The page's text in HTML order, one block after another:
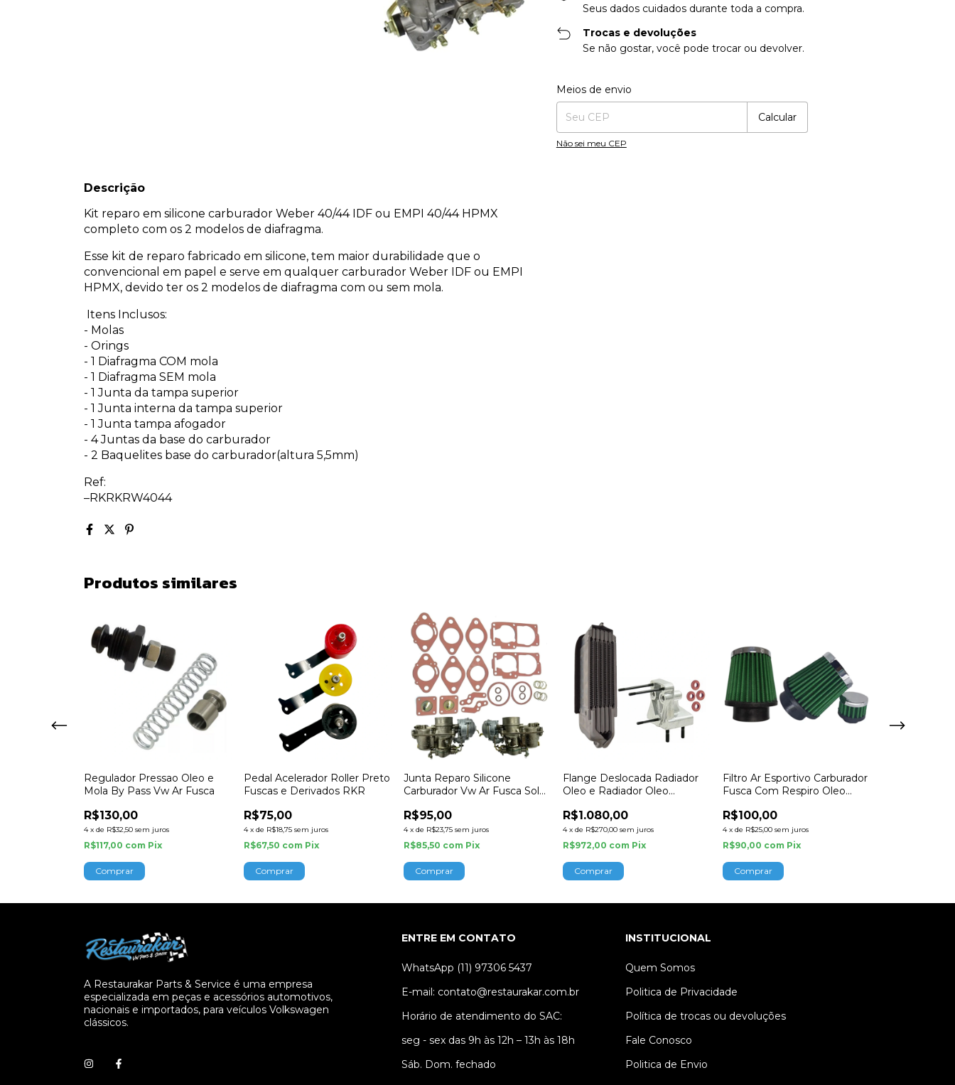
Seus dados cuidados durante toda a compra.
Trocas e devoluções
Se não gostar, você pode trocar ou devolver.
Entregas para o CEP:
Meios de envio
Calcular
Não sei meu CEP
Descrição
Kit reparo em silicone carburador Weber 40/44 IDF ou EMPI 40/44 HPMX
completo com os 2 modelos de diafragma.
Esse kit de reparo fabricado em silicone, tem maior durabilidade que o
convencional em papel e serve em qualquer carburador Weber IDF ou EMPI
HPMX, devido ter os 2 modelos de diafragma com ou sem mola.
Itens Inclusos:
- Molas
- Orings
- 1 Diafragma COM mola
- 1 Diafragma SEM mola
- 1 Junta da tampa superior
- 1 Junta interna da tampa superior
- 1 Junta tampa afogador
- 4 Juntas da base do carburador
- 2 Baquelites base do carburador(altura 5,5mm)
Ref:
–RKRKRW4044
Produtos similares
Regulador Pressao Oleo e
Mola By Pass Vw Ar Fusca
R$130,00
4 x de R$32,50 sem juros
R$117,00 com Pix
Pedal Acelerador Roller Preto
Fuscas e Derivados RKR
R$75,00
4 x de R$18,75 sem juros
R$67,50 com Pix
Comprar
Junta Reparo Silicone
Carburador Vw Ar Fusca Solex
R$95,00
4 x de R$23,75 sem juros
R$85,50 com Pix
Flange Deslocada Radiador
Oleo e Radiador Oleo
R$1.080,00
4 xde R$270,00 sem juros
R$972,00 com Pix
Filtro Ar Esportivo Carburador
Fusca Com Respiro Oleo
R$100,00
4 xde R$25,00 sem juros
R$90,00 com Pix
A Restaurakar Parts & Service é uma empresa
especializada em peças e acessórios automotivos,
nacionais e importados, para veículos Volkswagen
clássicos.
ENTRE EM CONTATO
WhatsApp (11) 97306 5437
E-mail: contato@restaurakar.com.br
Horário de atendimento do SAC:
seg - sex das 9h às 12h – 13h às 18h
Sáb. Dom. fechado
INSTITUCIONAL
Quem Somos
Politica de Privacidade
Política de trocas ou devoluções
Fale Conosco
Politica de Envio